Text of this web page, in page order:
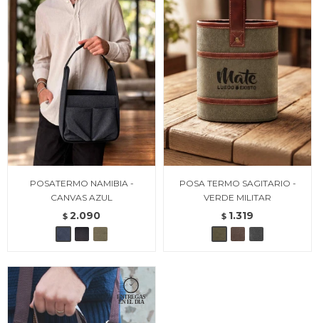
POSATERMO NAMIBIA -
CANVAS AZUL
$ 2.090
POSA TERMO SAGITARIO -
VERDE MILITAR
$ 1.319